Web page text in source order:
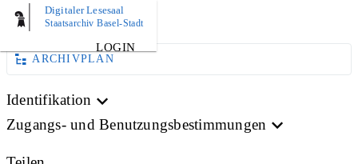
Digitaler Lesesaal
Staatsarchiv Basel-Stadt
LOGIN
AKTE
ARCHIVPLAN
Identifikation
Zugangs- und Benutzungsbestimmungen